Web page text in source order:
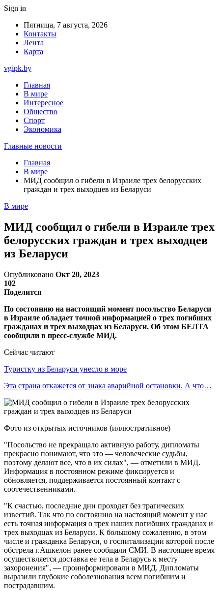
Sign in
Пятница, 7 августа, 2026
Контакты
Лента
Карта
vgipk.by
Главная
В мире
Интересное
Общество
Спорт
Экономика
Главные новости
Главная
В мире
МИД сообщил о гибели в Израиле трех белорусских
граждан и трех выходцев из Беларуси
В мире
МИД сообщил о гибели в Израиле трех
белорусских граждан и трех выходцев
из Беларуси
Опубликовано Окт 20, 2023
102
Поделится
По состоянию на настоящий момент посольство Беларуси
в Израиле обладает точной информацией о трех погибших
гражданах и трех выходцах из Беларуси. Об этом БЕЛТА
сообщили в пресс-службе МИД.
Сейчас читают
Туристку из Беларуси унесло в море
Эта страна откажется от знака аварийной остановки. А что…
Фото из открытых источников (иллюстративное)
"Посольство не прекращало активную работу, дипломаты
прекрасно понимают, что это — человеческие судьбы,
поэтому делают все, что в их силах", — отметили в МИД.
Информация в постоянном режиме фиксируется и
обновляется, поддерживается постоянный контакт с
соотечественниками.
"К счастью, последние дни проходят без трагических
известий. Так что по состоянию на настоящий момент у нас
есть точная информация о трех наших погибших гражданах и
трех выходцах из Беларуси. К большому сожалению, в этом
числе и гражданка Беларуси, о госпитализации которой после
обстрела г.Ашкелон ранее сообщали СМИ. В настоящее время
осуществляется доставка ее тела в Беларусь к месту
захоронения", — проинформировали в МИД. Дипломаты
выразили глубокие соболезнования всем погибшим и
пострадавшим.